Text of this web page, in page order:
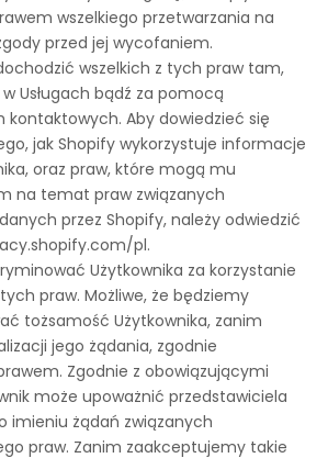
wszelkiego przetwarzania na
przed jej wycofaniem.
wszelkich z tych praw tam,
Usługach bądź za pomocą
kontaktowych. Aby dowiedzieć się
jak Shopify wykorzystuje informacje
oraz praw, które mogą mu
na temat praw związanych
przez Shopify, należy odwiedzić
pl.
Użytkownika za korzystanie
praw. Możliwe, że będziemy
tożsamość Użytkownika, zanim
jego żądania, zgodnie
Zgodnie z obowiązującymi
może upoważnić przedstawiciela
imieniu żądań związanych
praw. Zanim zaakceptujemy takie